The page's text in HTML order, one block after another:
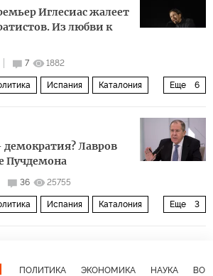
Иглесиас жалеет
Из любви к
7 1882
Еще 6
Испания Каталония
Лавров
Пучдемона
36 25755
Еще 3
Испания Каталония
ПОЛИТИКА
ЭКОНОМИКА НАУКА